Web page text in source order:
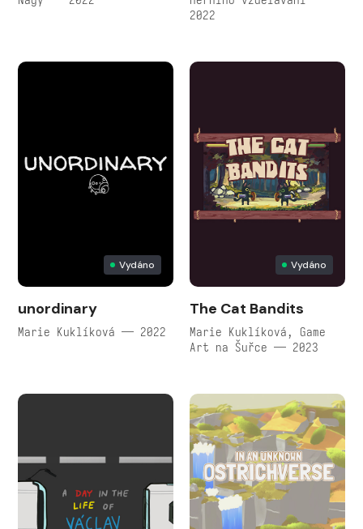
2022
Vydáno
unordinary
Marie Kuklíková — 2022
Vydáno
The Cat Bandits
Marie Kuklíková, Game
Art na Šuřce — 2023